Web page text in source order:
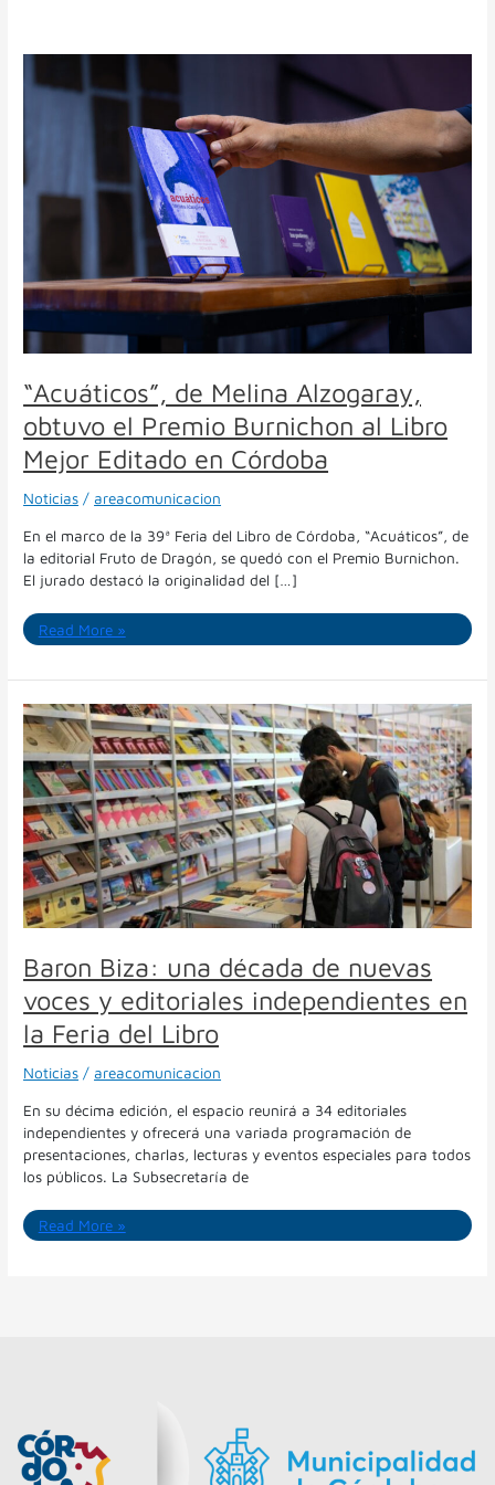
“Acuáticos”, de Melina Alzogaray,
obtuvo el Premio Burnichon al Libro
Mejor Editado en Córdoba
Noticias / areacomunicacion
En el marco de la 39ª Feria del Libro de Córdoba, “Acuáticos”, de
la editorial Fruto de Dragón, se quedó con el Premio Burnichon.
El jurado destacó la originalidad del […]
de
Premio
Mejor
Editado
en
Córdoba
Read More »
Baron Biza: una década de nuevas
voces y editoriales independientes en
la Feria del Libro
Noticias / areacomunicacion
En su décima edición, el espacio reunirá a 34 editoriales
independientes y ofrecerá una variada programación de
presentaciones, charlas, lecturas y eventos especiales para todos
los públicos. La Subsecretaría de
Baron
Biza:
una
década
de
nuevas
voces
y
editoriales
independientes
en
Feria
del
Libro
Read More »